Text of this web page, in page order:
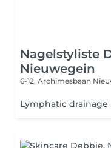
Nagelstyliste
Nieuwegein
6-12, Archimesbaan
Lymphatic drainage